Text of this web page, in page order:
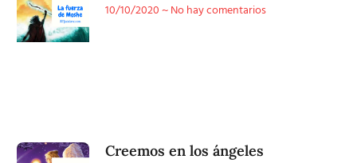
10/10/2020 No hay comentarios
Creemos en los ángeles